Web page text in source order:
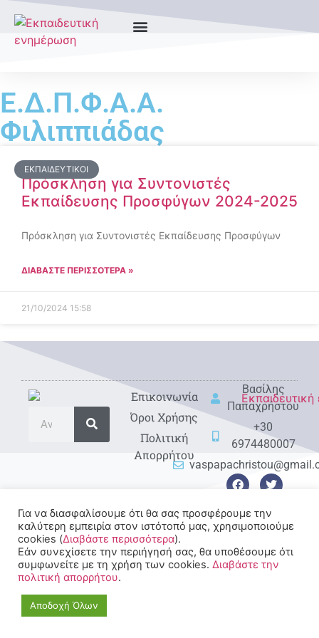
Ε.Δ.Π.Φ.Α.Α.
Φιλιππιάδας
ΕΚΠΑΙΔΕΥΤΙΚΟΊ
Πρόσκληση για Συντονιστές
Εκπαίδευσης Προσφύγων 2024-2025
Πρόσκληση για Συντονιστές Εκπαίδευσης Προσφύγων
ΔΙΑΒΑΣΤΕ ΠΕΡΙΣΣΟΤΕΡΑ »
21/10/2024 15:58
Eπικοινωνία
Όροι Χρήσης
Πολιτική
Απορρήτου
Βασίλης
Παπαχρήστου
+30
6974480007
© 2022-2025 All rights
Reserved.
Για να διασφαλίσουμε ότι θα σας προσφέρουμε την
καλύτερη εμπειρία στον ιστότοπό μας, χρησιμοποιούμε
cookies (Διαβάστε περισσότερα).
Εάν συνεχίσετε την περιήγησή σας, θα υποθέσουμε ότι
συμφωνείτε με τη χρήση των cookies. Διαβάστε την
πολιτική απορρήτου.
Αποδοχή Όλων